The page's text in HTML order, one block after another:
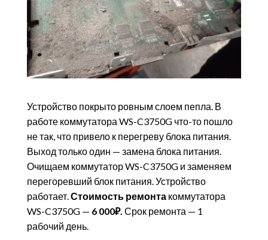
Устройство покрыто ровным слоем пепла. В
работе коммутатора WS-C3750G что-то пошло
не так, что привело к перегреву блока питания.
Выход только один — замена блока питания.
Очищаем коммутатор WS-C3750G и заменяем
перегоревший блок питания. Устройство
работает.Стоимость ремонта коммутатора
WS-C3750G — 6 000₽. Срок ремонта — 1
рабочий день.